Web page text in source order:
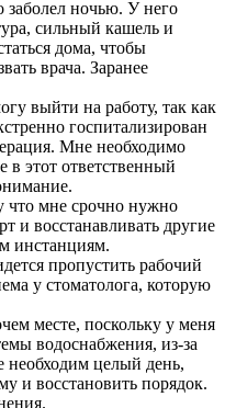
заболел ночью. У него
сильный кашель и
дома, чтобы
врача. Заранее
выйти на работу, так как
госпитализирован
Мне необходимо
этот ответственный
что мне срочно нужно
и восстанавливать другие
инстанциям.
пропустить рабочий
у стоматолога, которую
месте, поскольку у меня
водоснабжения, из-за
необходим целый день,
и восстановить порядок.